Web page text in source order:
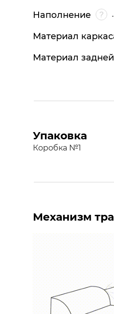
Наполнение
Материал
Материал
Упаковка
Коробка №1
Механизм